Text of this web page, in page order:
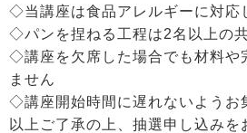
◇当講座は食品アレルギーに対応
◇パンを捏ねる工程は2名以上の
◇講座を欠席した場合でも材料や
ません
◇講座開始時間に遅れないようお
以上ご了承の上、抽選申し込みを